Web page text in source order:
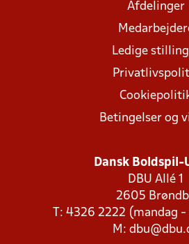
Afdelinger
Ledige
Betingelser og
Dansk Boldspil-
DBU Allé 1
2605
T: 4326 2222 (mandag
M: